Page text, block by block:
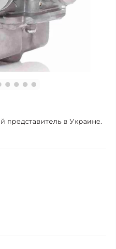
представитель в Украине.